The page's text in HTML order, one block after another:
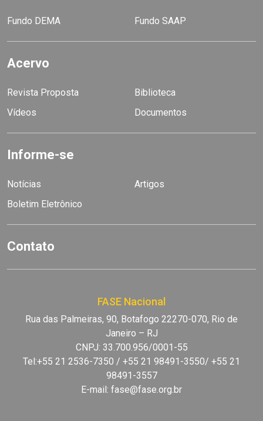
Fundo DEMA Fundo SAAP
Acervo
Revista Proposta
Biblioteca
Vídeos
Documentos
Informe-se
Notícias
Artigos
Boletim Eletrônico
Contato
FASE Nacional
Rua das Palmeiras, 90, Botafogo 22270-070, Rio de
Janeiro – RJ
CNPJ: 33.700.956/0001-55
Tel:+55 21 2536-7350 / +55 21 98491-3550/ +55 21
98491-3557
E-mail: fase@fase.org.br